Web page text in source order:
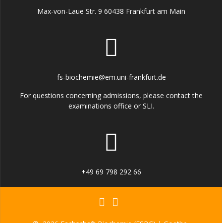
Max-von-Laue Str. 9 60438 Frankfurt am Main
fs-biochemie@em.uni-frankfurt.de
For questions concerning admissions, please contact the
examinations office or SLI.
+49 69 798 292 66